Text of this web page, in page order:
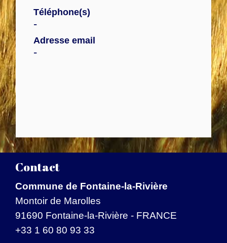
Téléphone(s)
-
Adresse email
-
Contact
Commune de Fontaine-la-Rivière
Montoir de Marolles
91690 Fontaine-la-Rivière - FRANCE
+33 1 60 80 93 33